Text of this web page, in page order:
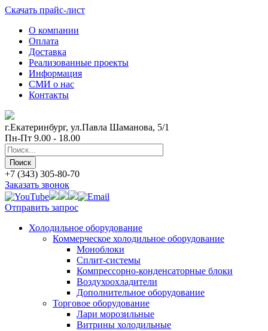
Скачать прайс-лист
О компании
Оплата
Доставка
Реализованные проекты
Информация
СМИ о нас
Контакты
г.Екатеринбург, ул.Павла Шаманова, 5/1
Пн-Пт 9.00 - 18.00
+7 (343) 305-80-70
Заказать звонок
Отправить запрос
Холодильное оборудование
Коммерческое холодильное оборудование
Моноблоки
Сплит-системы
Компрессорно-конденсаторные блоки
Воздухоохладители
Дополнительное оборудование
Торговое оборудование
Лари морозильные
Витрины холодильные